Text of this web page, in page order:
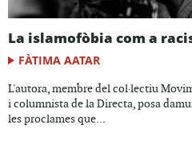
La islamofòbia com a
FÀTIMA AATAR
L'autora, membre del col·lectiu
i columnista de la Directa, posa
les proclames que...